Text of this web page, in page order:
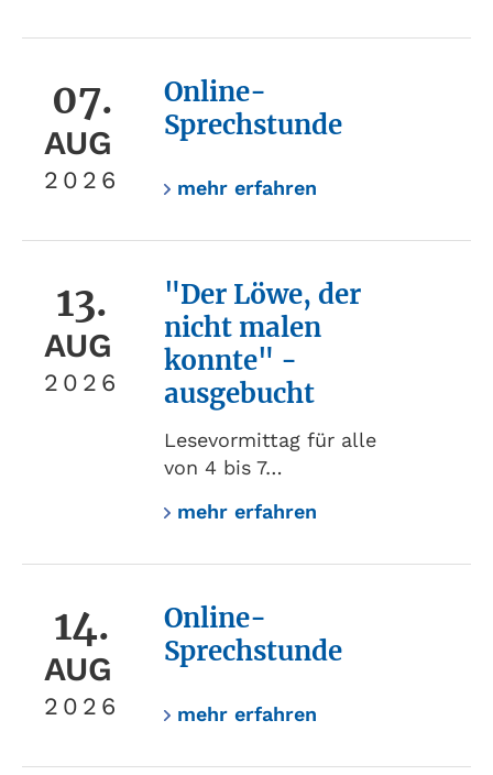
07.
AUG
2026
Online-
Sprechstunde
mehr erfahren
13.
AUG
2026
"Der Löwe, der
nicht malen
konnte" -
ausgebucht
Lesevormittag für alle
von 4 bis 7…
mehr erfahren
14.
AUG
2026
Online-
Sprechstunde
mehr erfahren